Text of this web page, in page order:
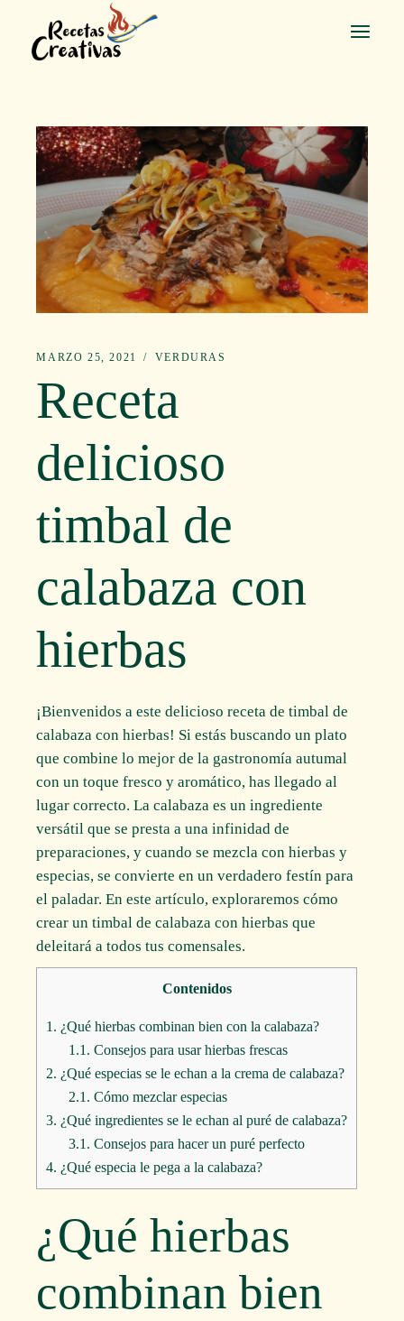
contenido
MARZO 25, 2021 VERDURAS
Receta
delicioso
timbal de
calabaza con
hierbas
¡Bienvenidos a este delicioso receta de timbal de
calabaza con hierbas! Si estás buscando un plato
que combine lo mejor de la gastronomía autumal
con un toque fresco y aromático, has llegado al
lugar correcto. La calabaza es un ingrediente
versátil que se presta a una infinidad de
preparaciones, y cuando se mezcla con hierbas y
especias, se convierte en un verdadero festín para
el paladar. En este artículo, exploraremos cómo
crear un timbal de calabaza con hierbas que
deleitará a todos tus comensales.
Contenidos
1. ¿Qué hierbas combinan bien con la calabaza?
1.1. Consejos para usar hierbas frescas
2. ¿Qué especias se le echan a la crema de calabaza?
2.1. Cómo mezclar especias
3. ¿Qué ingredientes se le echan al puré de calabaza?
3.1. Consejos para hacer un puré perfecto
4. ¿Qué especia le pega a la calabaza?
¿Qué hierbas
combinan bien